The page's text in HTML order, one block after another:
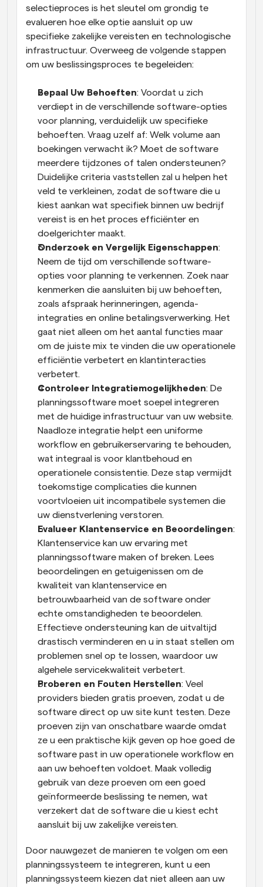
selectieproces is het sleutel om grondig te
evalueren hoe elke optie aansluit op uw
specifieke zakelijke vereisten en technologische
infrastructuur. Overweeg de volgende stappen
om uw beslissingsproces te begeleiden:
Bepaal Uw Behoeften: Voordat u zich
verdiept in de verschillende software-opties
voor planning, verduidelijk uw specifieke
behoeften. Vraag uzelf af: Welk volume aan
boekingen verwacht ik? Moet de software
meerdere tijdzones of talen ondersteunen?
Duidelijke criteria vaststellen zal u helpen het
veld te verkleinen, zodat de software die u
kiest aankan wat specifiek binnen uw bedrijf
vereist is en het proces efficiënter en
doelgerichter maakt.
Onderzoek en Vergelijk Eigenschappen:
Neem de tijd om verschillende software-
opties voor planning te verkennen. Zoek naar
kenmerken die aansluiten bij uw behoeften,
zoals afspraak herinneringen, agenda-
integraties en online betalingsverwerking. Het
gaat niet alleen om het aantal functies maar
om de juiste mix te vinden die uw operationele
efficiëntie verbetert en klantinteracties
verbetert.
Controleer Integratiemogelijkheden: De
planningssoftware moet soepel integreren
met de huidige infrastructuur van uw website.
Naadloze integratie helpt een uniforme
workflow en gebruikerservaring te behouden,
wat integraal is voor klantbehoud en
operationele consistentie. Deze stap vermijdt
toekomstige complicaties die kunnen
voortvloeien uit incompatibele systemen die
uw dienstverlening verstoren.
Evalueer Klantenservice en Beoordelingen:
Klantenservice kan uw ervaring met
planningssoftware maken of breken. Lees
beoordelingen en getuigenissen om de
kwaliteit van klantenservice en
betrouwbaarheid van de software onder
echte omstandigheden te beoordelen.
Effectieve ondersteuning kan de uitvaltijd
drastisch verminderen en u in staat stellen om
problemen snel op te lossen, waardoor uw
algehele servicekwaliteit verbetert.
Proberen en Fouten Herstellen: Veel
providers bieden gratis proeven, zodat u de
software direct op uw site kunt testen. Deze
proeven zijn van onschatbare waarde omdat
ze u een praktische kijk geven op hoe goed de
software past in uw operationele workflow en
aan uw behoeften voldoet. Maak volledig
gebruik van deze proeven om een goed
geïnformeerde beslissing te nemen, wat
verzekert dat de software die u kiest echt
aansluit bij uw zakelijke vereisten.
Door nauwgezet de manieren te volgen om een
planningssysteem te integreren, kunt u een
planningssysteem kiezen dat niet alleen aan uw